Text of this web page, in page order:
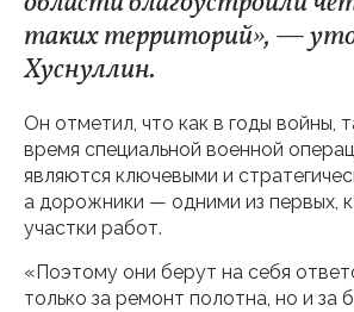
таких территорий», —
Хуснуллин.
Он отметил, что как в годы войны,
время специальной военной
являются ключевыми и
а дорожники — одними из первых,
участки работ.
«Поэтому они берут на себя
только за ремонт полотна, но и за